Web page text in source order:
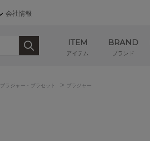
会社情報
ITEM
アイテム
BRAND
ブランド
ブラジャー・ブラセット > ブラジャー